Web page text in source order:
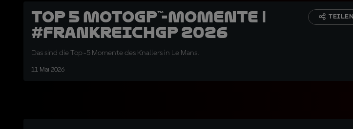
Top 5 MotoGP™-Momente |
#FrankreichGP 2026
Das sind die Top-5 Momente des Knallers in Le Mans.
11 Mai 2026
TEILEN